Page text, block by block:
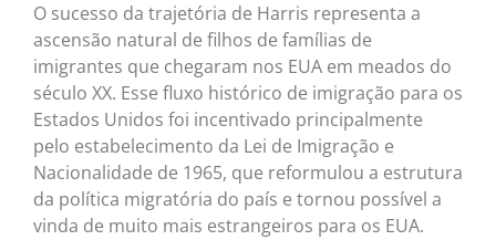
O sucesso da trajetória de Harris representa a
ascensão natural de filhos de famílias de
imigrantes que chegaram nos EUA em meados do
século XX. Esse fluxo histórico de imigração para os
Estados Unidos foi incentivado principalmente
pelo estabelecimento da Lei de Imigração e
Nacionalidade de 1965, que reformulou a estrutura
da política migratória do país e tornou possível a
vinda de muito mais estrangeiros para os EUA.